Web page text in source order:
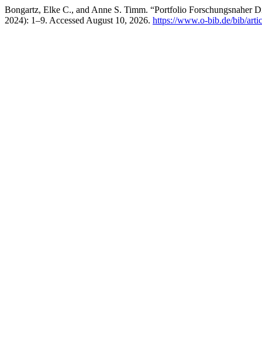
Bongartz, Elke C., and Anne S. Timm. “Portfolio Forschungsnaher
2024): 1–9. Accessed August 10, 2026. https://www.o-bib.de/bib/